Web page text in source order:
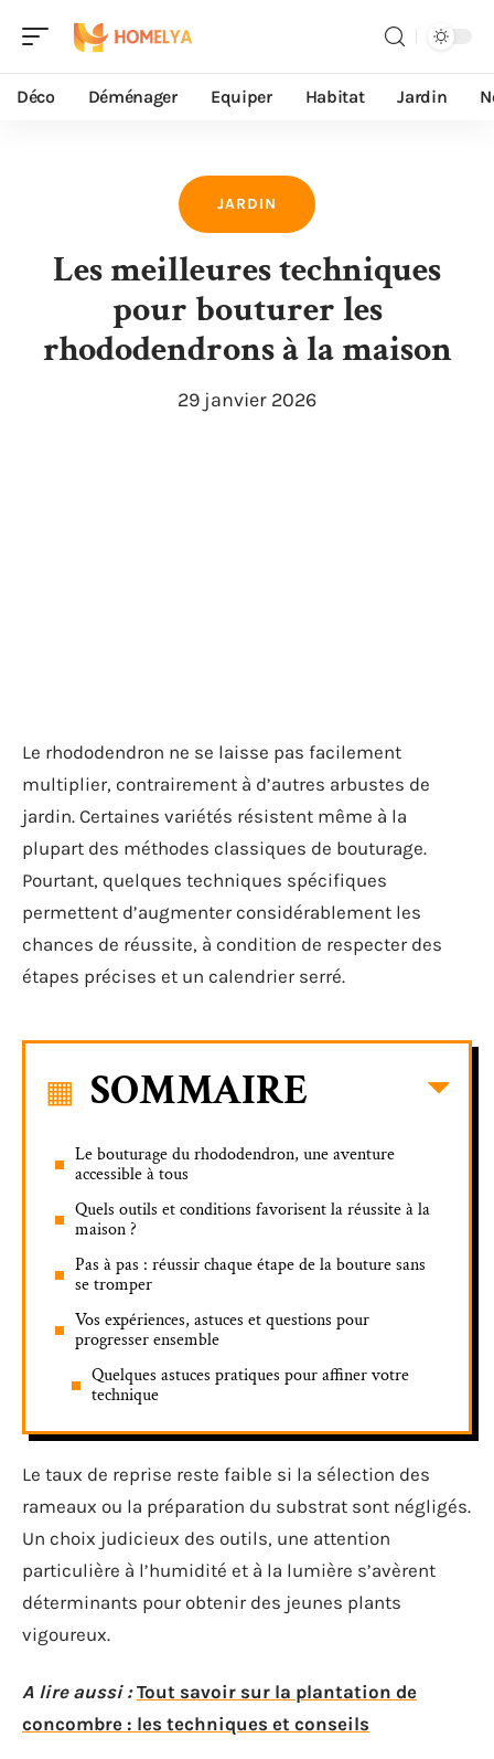
Déco Déménager Equiper Habitat Jardin
JARDIN
Les meilleures techniques
pour bouturer les
rhododendrons à la maison
29 janvier 2026
Le rhododendron ne se laisse pas facilement
multiplier, contrairement à d’autres arbustes de
jardin. Certaines variétés résistent même à la
plupart des méthodes classiques de bouturage.
Pourtant, quelques techniques spécifiques
permettent d’augmenter considérablement les
chances de réussite, à condition de respecter des
étapes précises et un calendrier serré.
SOMMAIRE
Le bouturage du rhododendron, une aventure
accessible à tous
Quels outils et conditions favorisent la réussite à la
maison ?
Pas à pas : réussir chaque étape de la bouture sans
se tromper
Vos expériences, astuces et questions pour
progresser ensemble
Quelques astuces pratiques pour affiner votre
technique
Le taux de reprise reste faible si la sélection des
rameaux ou la préparation du substrat sont négligés.
Un choix judicieux des outils, une attention
particulière à l’humidité et à la lumière s’avèrent
déterminants pour obtenir des jeunes plants
vigoureux.
A lire aussi : Tout savoir sur la plantation de
concombre : les techniques et conseils